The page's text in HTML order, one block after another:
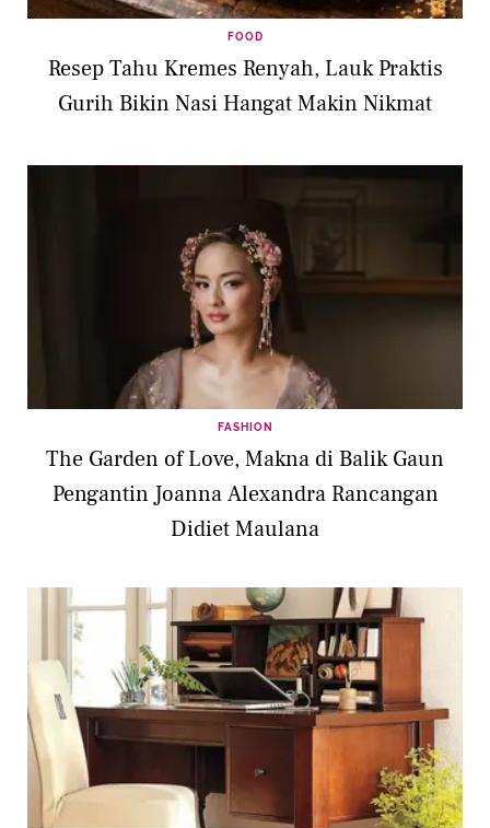
FOOD
Resep Tahu Kremes Renyah, Lauk Praktis
Gurih Bikin Nasi Hangat Makin Nikmat
FASHION
The Garden of Love, Makna di Balik Gaun
Pengantin Joanna Alexandra Rancangan
Didiet Maulana